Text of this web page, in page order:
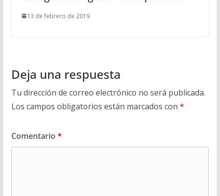
13 de febrero de 2019
Deja una respuesta
Tu dirección de correo electrónico no será publicada.
Los campos obligatorios están marcados con *
Comentario *